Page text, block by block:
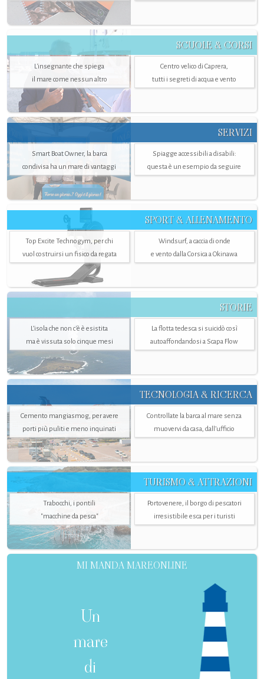
SCUOLE & CORSI
L'insegnante che spiega
il mare come nessun altro
Centro velico di Caprera,
tutti i segreti di acqua e vento
SERVIZI
Smart Boat Owner, la barca
condivisa ha un mare di vantaggi
Spiagge accessibili a disabili:
questa è un esempio da seguire
SPORT & ALLENAMENTO
Top Excite Technogym, per chi
vuol costruirsi un fisico da regata
Windsurf, a caccia di onde
e vento dalla Corsica a Okinawa
STORIE
L’isola che non c'è è esistita
ma è vissuta solo cinque mesi
La flotta tedesca si suicidò così
autoaffondandosi a Scapa Flow
TECNOLOGIA & RICERCA
Cemento mangiasmog, per avere
porti più puliti e meno inquinati
Controllate la barca al mare senza
muovervi da casa, dall’ufficio
TURISMO & ATTRAZIONI
Trabocchi, i pontili
"macchine da pesca"
Portovenere, il borgo di pescatori
irresistibile esca per i turisti
MI MANDA MAREONLINE
Un
mare
di